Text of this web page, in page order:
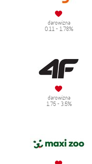
darowizna
0.11 - 1.78%
darowizna
1.75 - 3.5%